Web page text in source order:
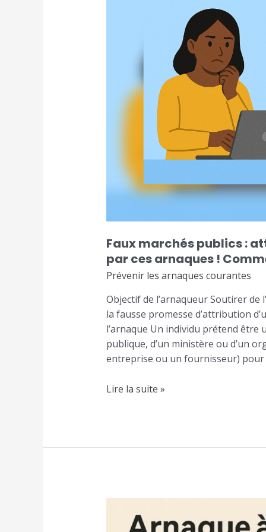
Faux marchés publics :
par ces arnaques !
Prévenir les arnaques courantes
Objectif de l’arnaqueur Soutirer de
la fausse promesse d’attribution
l’arnaque Un individu prétend être
publique, d’un ministère ou d’un
entreprise ou un fournisseur)
Comment
marche ?
Lire la suite »
téléphone